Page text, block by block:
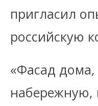
пригласил
российскую
«Фасад
набережную,